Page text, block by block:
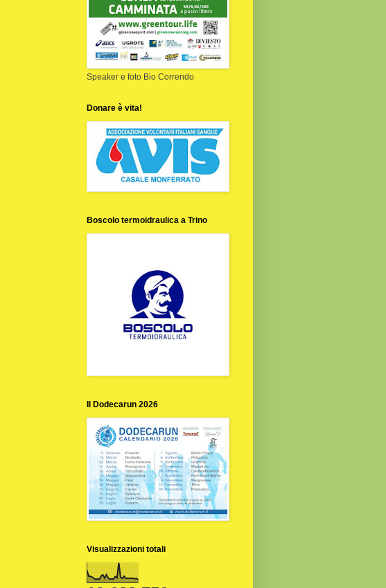
Speaker e foto Bio Correndo
Donare è vita!
Boscolo termoidraulica a Trino
Il Dodecarun 2026
Visualizzazioni totali